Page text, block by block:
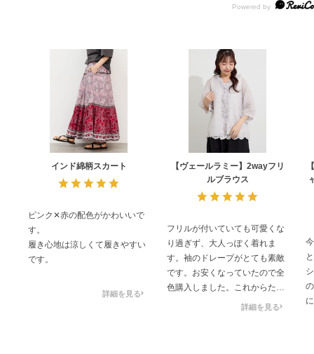
インド綿柄スカート
詳細を見る
ピンク✕赤の配色がかわいいで
す。
履き心地は涼しくて履きやすい
です。
【ヴェールラミー】2wayフリ
ルブラウス
詳細を見る
フリルが付いていても可愛くな
り過ぎず、大人っぽく着れま
す。袖のドレープがとても素敵
です。お安くなっていたので全
色購入しました。これからたく
さん着たいと思います。